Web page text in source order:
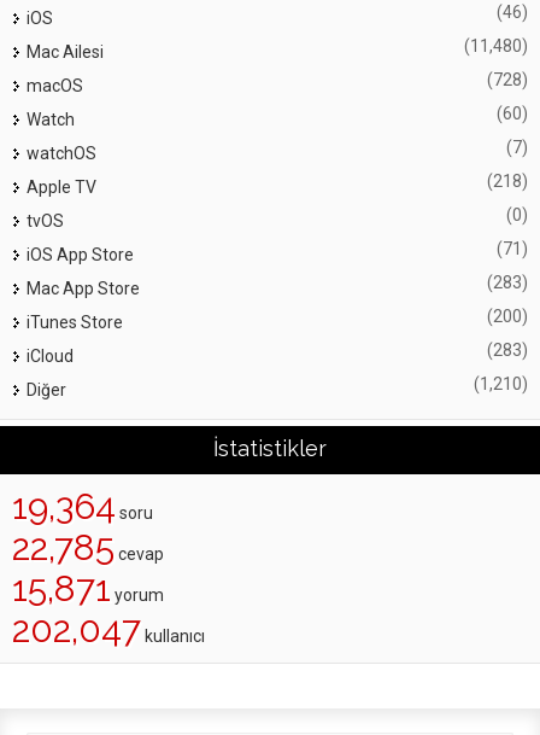
iOS (46)
Mac Ailesi (11,480)
macOS (728)
Watch (60)
watchOS (7)
Apple TV (218)
tvOS (0)
iOS App Store (71)
Mac App Store (283)
iTunes Store (200)
iCloud (283)
Diğer (1,210)
İstatistikler
19,364 soru
22,785 cevap
15,871 yorum
202,047 kullanıcı